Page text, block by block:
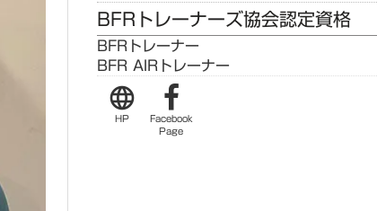
BFRトレーナーズ協会認定資格
BFRトレーナー
BFR AIRトレーナー
language
HP Facebook
Page